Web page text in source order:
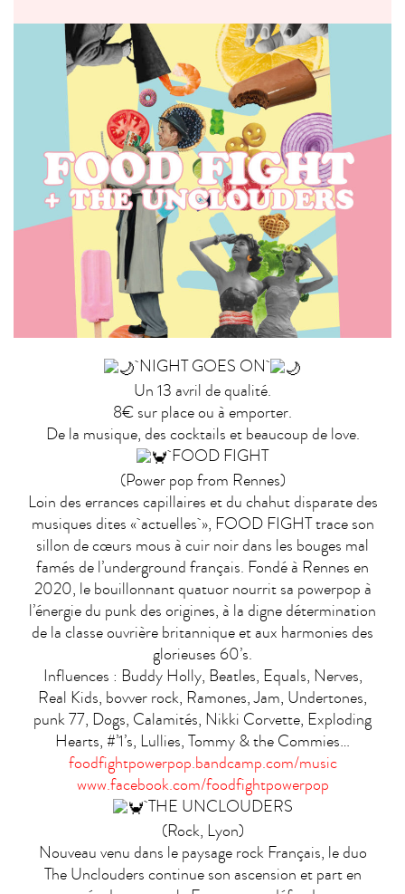
NIGHT GOES ON
Un 13 avril de qualité.
8€ sur place ou à emporter.
De la musique, des cocktails et beaucoup de love.
FOOD FIGHT
(Power pop from Rennes)
Loin des errances capillaires et du chahut disparate des
musiques dites « actuelles », FOOD FIGHT trace son
sillon de cœurs mous à cuir noir dans les bouges mal
famés de l’underground français. Fondé à Rennes en
2020, le bouillonnant quatuor nourrit sa powerpop à
l’énergie du punk des origines, à la digne détermination
de la classe ouvrière britannique et aux harmonies des
glorieuses 60’s.
Influences : Buddy Holly, Beatles, Equals, Nerves,
Real Kids, bovver rock, Ramones, Jam, Undertones,
punk 77, Dogs, Calamités, Nikki Corvette, Exploding
Hearts, #’1’s, Lullies, Tommy & the Commies…
foodfightpowerpop.bandcamp.com/music
www.facebook.com/foodfightpowerpop
THE UNCLOUDERS
(Rock, Lyon)
Nouveau venu dans le paysage rock Français, le duo
The Unclouders continue son ascension et part en